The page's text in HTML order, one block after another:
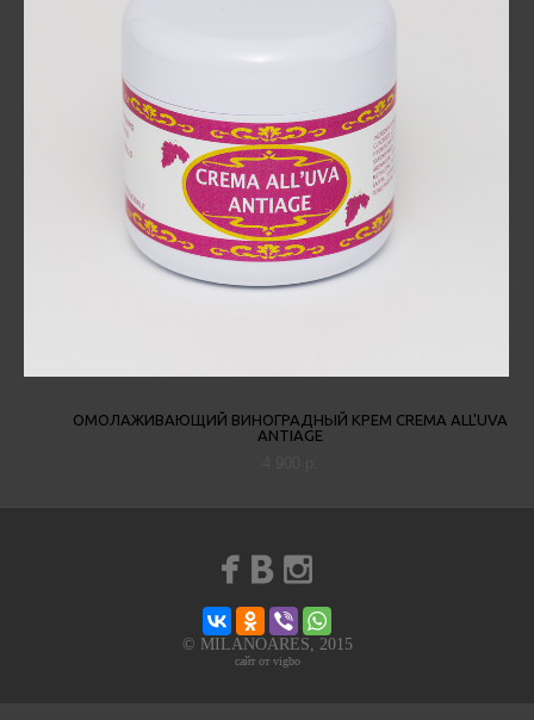
ОМОЛАЖИВАЮЩИЙ ВИНОГРАДНЫЙ КРЕМ CREMA ALL'UVA
ANTIAGE
© MILANOARES, 2015
сайт от vigbo